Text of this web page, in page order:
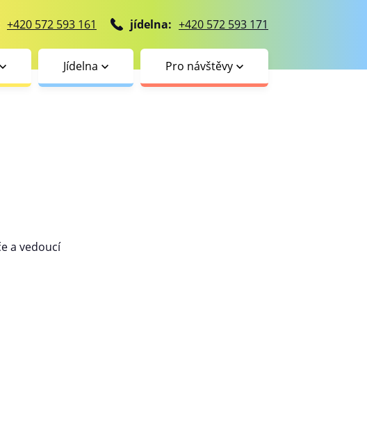
+420 572 593 161 jídelna: +420 572 593 171
Jídelna Pro návštěvy